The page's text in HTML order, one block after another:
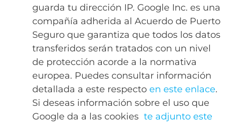
guarda tu dirección IP. Google Inc. es una
compañía adherida al Acuerdo de Puerto
Seguro que garantiza que todos los datos
transferidos serán tratados con un nivel
de protección acorde a la normativa
europea. Puedes consultar información
detallada a este respecto en este enlace.
Si deseas información sobre el uso que
Google da a las cookies te adjunto este